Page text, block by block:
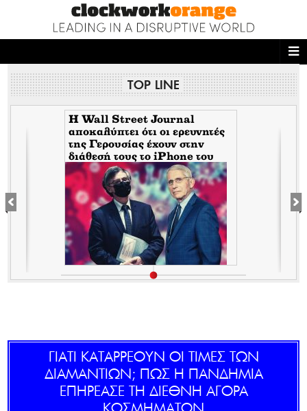
NEWS DESK
THE ONES WHO DO
MAGAZINE
SOOZIE’S FRIENDS
CULTURE
TOP LINE
H Wall Street Journal
αποκαλύπτει ότι οι ερευνητές
της Γερουσίας έχουν στην
διάθεσή τους το iPhone του
Tony Fauci από την περίοδο
της πανδημίας. Τι σημαίνει
αυτό για τον εμπλεκόμενο
Σωτήρη Τσιόδρα
ΓΙΑΤΙ ΚΑΤΑΡΡΕΟΥΝ ΟΙ ΤΙΜΕΣ ΤΩΝ
ΔΙΑΜΑΝΤΙΩΝ; ΠΩΣ Η ΠΑΝΔΗΜΙΑ
ΕΠΗΡΕΑΣΕ ΤΗ ΔΙΕΘΝΗ ΑΓΟΡΑ